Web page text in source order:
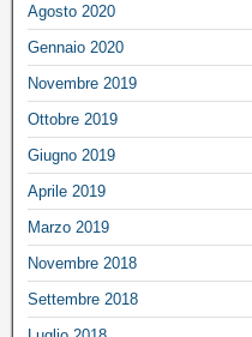
Agosto 2020
Gennaio 2020
Novembre 2019
Ottobre 2019
Giugno 2019
Aprile 2019
Marzo 2019
Novembre 2018
Settembre 2018